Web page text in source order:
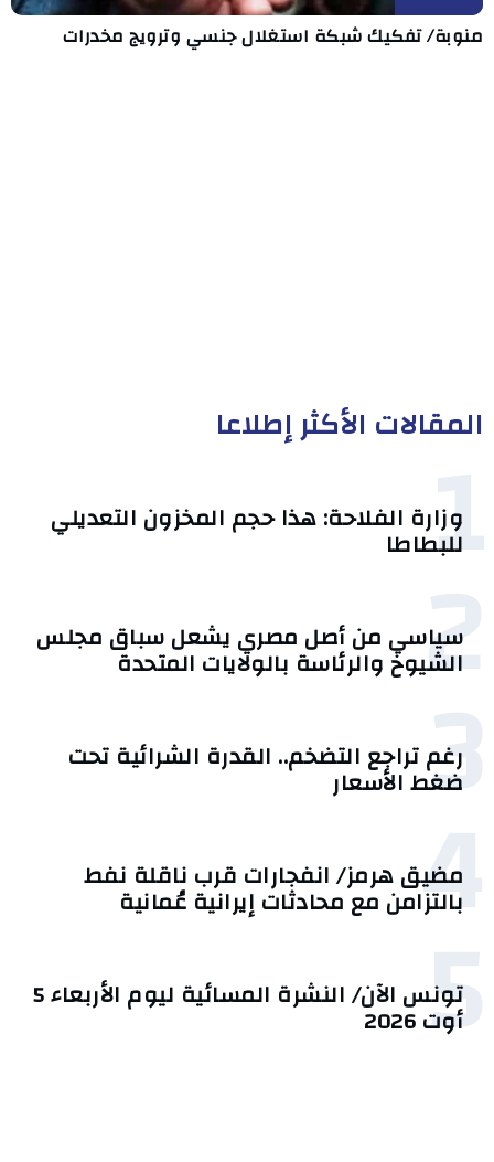
منوبة/ تفكيك شبكة استغلال جنسي وترويج مخدرات
المقالات الأكثر إطلاعا
1
وزارة الفلاحة: هذا حجم المخزون التعديلي
للبطاطا
2
سياسي من أصل مصري يشعل سباق مجلس
الشيوخ والرئاسة بالولايات المتحدة
3
رغم تراجع التضخم.. القدرة الشرائية تحت
ضغط الأسعار
4
مضيق هرمز/ انفجارات قرب ناقلة نفط
بالتزامن مع محادثات إيرانية عُمانية
5 تونس الآن/ النشرة المسائية ليوم الأربعاء 5
أوت 2026